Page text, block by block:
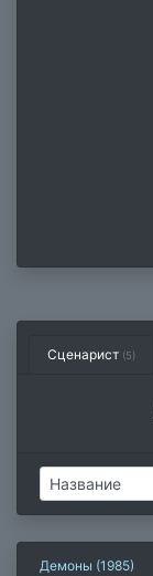
Сценарист (5)
Демоны (1985)